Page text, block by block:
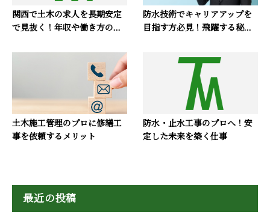
関西で土木の求人を長期安定
で見抜く！年収や働き方の...
防水技術でキャリアアップを
目指す方必見！飛躍する秘...
土木施工管理のプロに修繕工
事を依頼するメリット
防水・止水工事のプロへ！安
定した未来を築く仕事
最近の投稿